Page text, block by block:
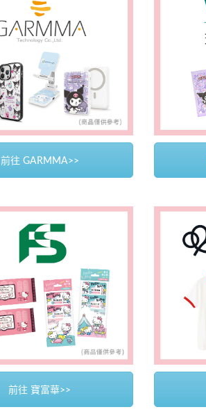
前往 GARMMA>>
前往 寶富華>>